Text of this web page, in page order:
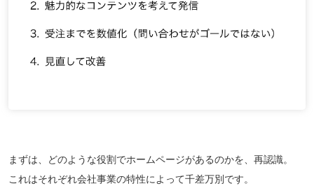
まずは、どのような役割でホームページがあるのかを、再認識。
これはそれぞれ会社事業の特性によって千差万別です。